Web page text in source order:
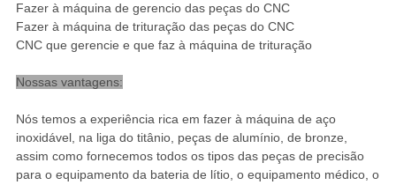
Fazer à máquina de gerencio das peças do CNC
Fazer à máquina de trituração das peças do CNC
CNC que gerencie e que faz à máquina de trituração
Nossas vantagens:
Nós temos a experiência rica em fazer à máquina de aço
inoxidável, na liga do titânio, peças de alumínio, de bronze,
assim como fornecemos todos os tipos das peças de precisão
para o equipamento da bateria de lítio, o equipamento médico, o